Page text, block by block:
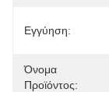
Εγγύηση:
Όνομα
Προϊόντος: